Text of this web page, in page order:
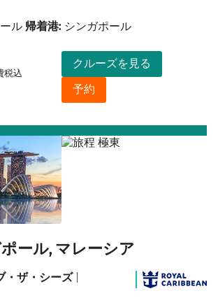
税込
クルーズを見る
予約
ル 帰着港: シンガポール
ール, マレーシア
・ザ・シーズ|